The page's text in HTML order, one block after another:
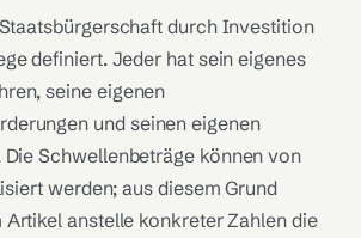
durch Investition
definiert. Jeder hat sein eigenes
seine eigenen
und seinen eigenen
Schwellenbeträge können von
werden; aus diesem Grund
Artikel anstelle konkreter Zahlen die